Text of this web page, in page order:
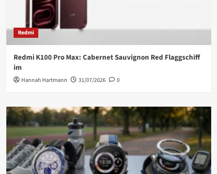
Redmi
Redmi K100 Pro Max: Cabernet Sauvignon Red Flaggschiff
im
Hannah Hartmann 31/07/2026 0